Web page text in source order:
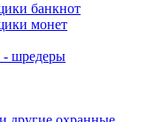
банкнот
монет
- шредеры